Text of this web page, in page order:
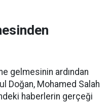
gelmesinin ardından
Doğan, Mohamed Salah
haberlerin gerçeği